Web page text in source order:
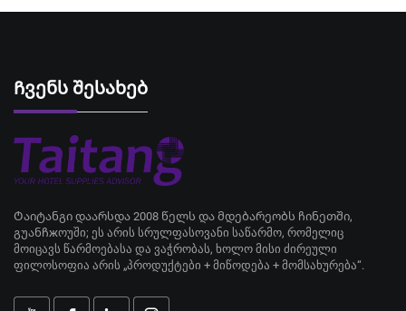
Ჩვენს შესახებ
Ტაიტანგი დაარსდა 2008 წელს და მდებარეობს ჩინეთში,
გუანჩжოუში; ეს არის სრულფასოვანი საწარმო, რომელიც
მოიცავს წარმოებასა და ვაჭრობას, ხოლო მისი ძირეული
ფილოსოფია არის „პროდუქტები + მიწოდება + მომსახურება“.